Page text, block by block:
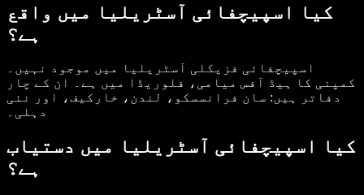
کیا اسپیچفائی آسٹریلیا میں واقع
ہے؟
اسپیچفائی فزیکلی آسٹریلیا میں موجود نہیں۔
کمپنی کا ہیڈ آفس میامی، فلوریڈا میں ہے۔ ان کے چار
دفاتر ہیں: سان فرانسسکو، لندن، خارکیف، اور نئی
دہلی۔
کیا اسپیچفائی آسٹریلیا میں دستیاب
ہے؟